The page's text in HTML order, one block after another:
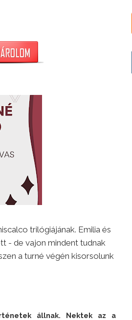
trilógiájának. Emilia és
- de vajon mindent tudnak
a turné végén kisorsolunk
állnak. Nektek az a